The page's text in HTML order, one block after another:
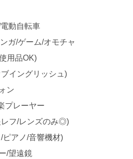
動自転車
ガ/ゲーム/オモチャ
用品OK)
イングリッシュ)
ン
プレーヤー
レフ/レンズのみ◎)
ピアノ/音響機材)
/望遠鏡